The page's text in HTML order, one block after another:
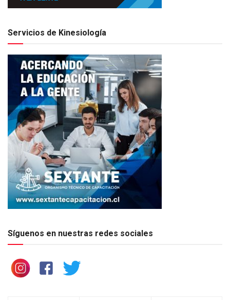
Servicios de Kinesiología
Síguenos en nuestras redes sociales